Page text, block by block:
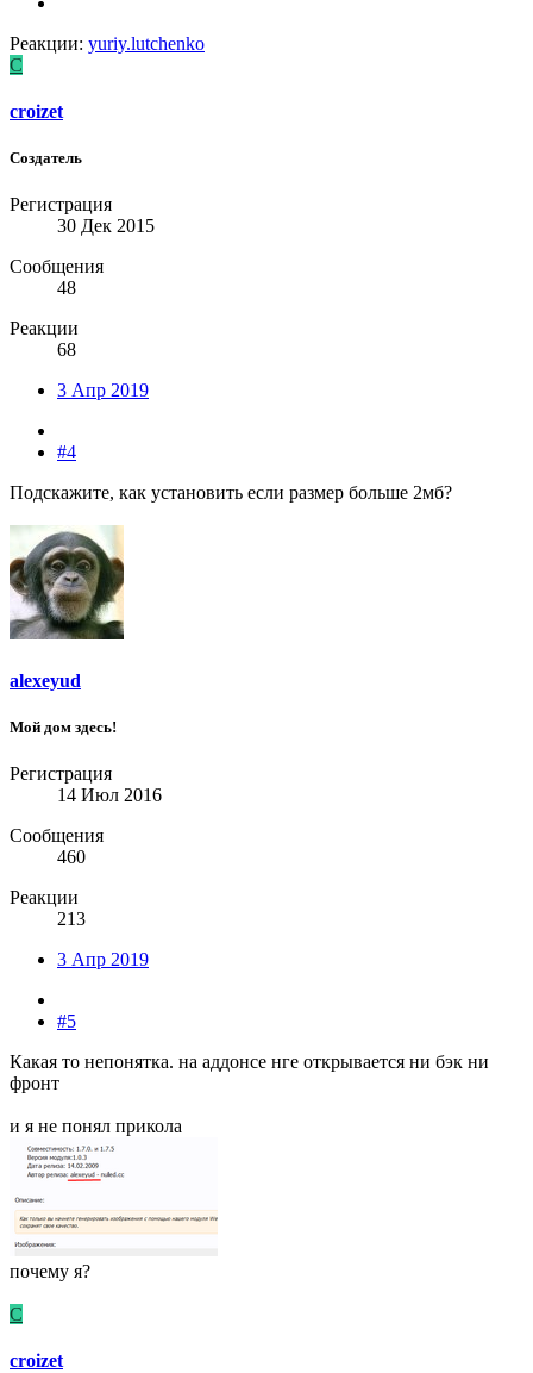
Реакции: yuriy.lutchenko
C
croizet
Создатель
Регистрация
30 Дек 2015
Сообщения
48
Реакции
68
3 Апр 2019
#4
Подскажите, как установить если размер больше 2мб?
alexeyud
Мой дом здесь!
Регистрация
14 Июл 2016
Сообщения
460
Реакции
213
3 Апр 2019
#5
Какая то непонятка. на аддонсе нге открывается ни бэк ни
фронт
и я не понял прикола
почему я?
C
croizet